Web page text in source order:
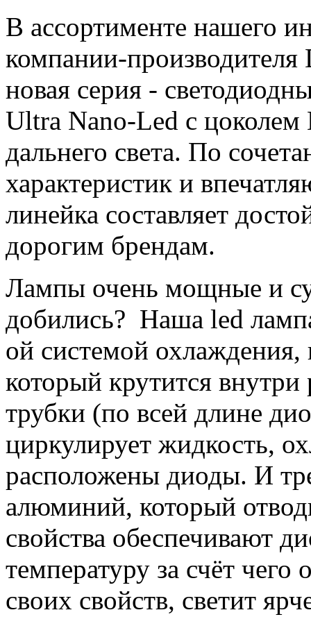
В ассортименте нашего
компании-производителя
новая серия -
Ultra Nano-Led с цоколем
дальнего света. По
характеристик и
линейка составляет
дорогим брендам.
Лампы очень мощные и
добились? Наша led
ой системой
который крутится
трубки (по всей длине
циркулирует жидкость,
расположены диоды. И
алюминий, который
свойства обеспечивают
температуру за счёт чего
своих свойств, светит